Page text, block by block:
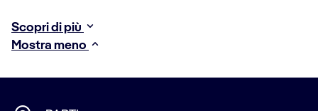
Scopri di più
Mostra meno